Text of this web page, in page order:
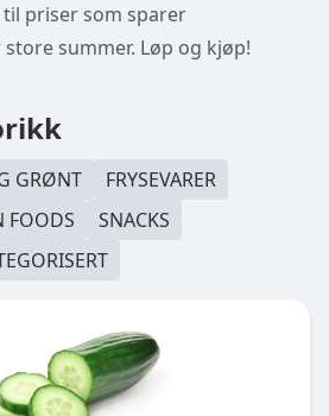
priser som sparer
summer. Løp og kjøp!
GRØNT
FRYSEVARER
FOODS
SNACKS